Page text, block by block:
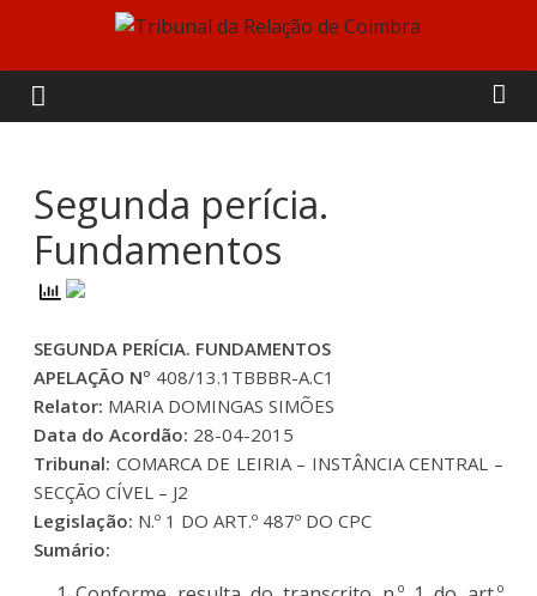
content
Tribunal
da
Relação
de
Coimbra
Segunda perícia.
Fundamentos
SEGUNDA PERÍCIA. FUNDAMENTOS
APELAÇÃO Nº 408/13.1TBBBR-A.C1
Relator: MARIA DOMINGAS SIMÕES
Data do Acordão: 28-04-2015
Tribunal: COMARCA DE LEIRIA – INSTÂNCIA CENTRAL –
SECÇÃO CÍVEL – J2
Legislação: N.º 1 DO ART.º 487º DO CPC
Sumário: